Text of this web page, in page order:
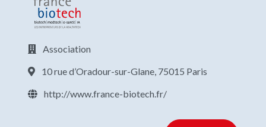
Association
10 rue d’Oradour-sur-Glane, 75015 Paris
http://www.france-biotech.fr/